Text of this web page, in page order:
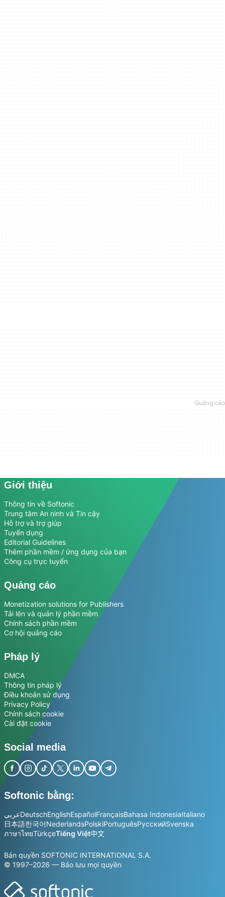
Giới thiệu
Thông tin về Softonic
Trung tâm An ninh và Tin cậy
Hỗ trợ và trợ giúp
Tuyển dụng
Editorial Guidelines
Thêm phần mềm / ứng dụng của bạn
Công cụ trực tuyến
Quảng cáo
Monetization solutions for Publishers
Tải lên và quản lý phần mềm
Chính sách phần mềm
Cơ hội quảng cáo
Pháp lý
DMCA
Thông tin pháp lý
Điều khoản sử dụng
Privacy Policy
Chính sách cookie
Cài đặt cookie
Social media
Softonic bằng:
عربيDeutschEnglishEspañolFrançaisBahasa IndonesiaItaliano
日本語한국어NederlandsPolskiPortuguêsРусскийSvenska
ภาษาไทยTürkçeTiếng Việt中文
Bản quyền SOFTONIC INTERNATIONAL S.A.
© 1997–2026 — Bảo lưu mọi quyền